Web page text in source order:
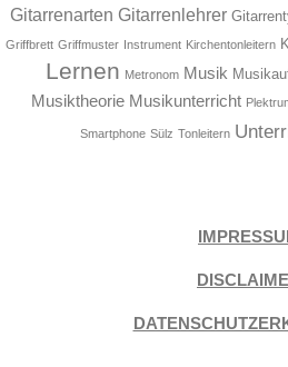
Gitarrenarten Gitarrenlehrer
Griffbrett Griffmuster Instrument Kirchentonleitern
Lernen Metronom Musik
Musiktheorie Musikunterricht
Smartphone Sülz Tonleitern